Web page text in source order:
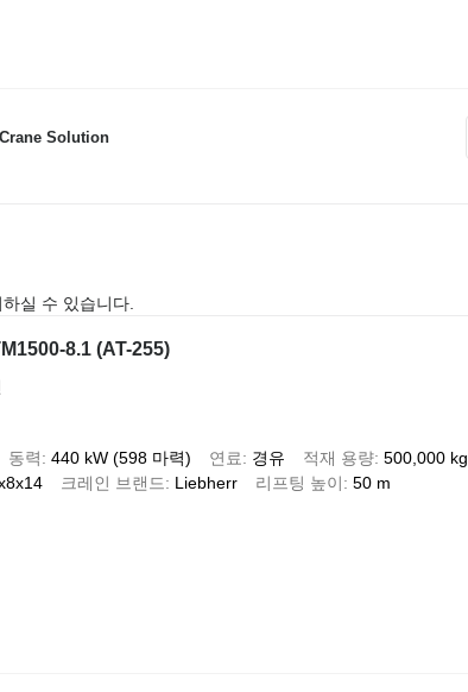
Crane Solution
실 수 있습니다.
8.1 (AT-255)
동력 440 kW (598 마력) 연료 경유 적재 용량 500,000 kg
크레인 브랜드 Liebherr 리프팅 높이 50 m